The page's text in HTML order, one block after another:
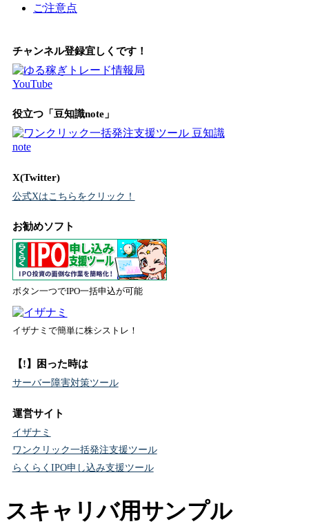
ご注意点
チャンネル登録宜しくです！
役立つ「豆知識note」
X(Twitter)
公式Xはこちらをクリック！
お勧めソフト
ボタン一つでIPO一括申込が可能
イザナミで簡単に株シストレ！
【!】困った時は
サーバー障害対策ツール
運営サイト
イザナミ
ワンクリック一括発注支援ツール
らくらくIPO申し込み支援ツール
スキャリバ用サンプル